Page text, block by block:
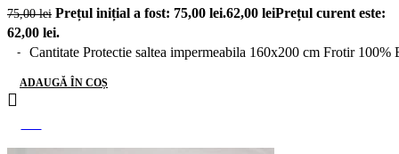
75,00lei Prețul inițial a fost: 75,00 lei.62,00 leiPrețul curent este:
62,00 lei.
Cantitate Protectie saltea impermeabila 160x200 cm Frotir 100%
ADAUGĂ ÎN COȘ